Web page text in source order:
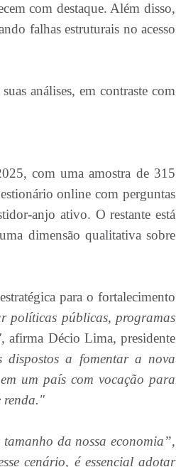
com destaque. Além disso,
falhas estruturais no acesso
análises, em contraste com
com uma amostra de 315
online com perguntas
anjo ativo. O restante está
dimensão qualitativa sobre
para o fortalecimento
políticas públicas, programas
afirma Décio Lima, presidente
dispostos a fomentar a nova
um país com vocação para
renda."
da nossa economia”,
cenário, é essencial adotar